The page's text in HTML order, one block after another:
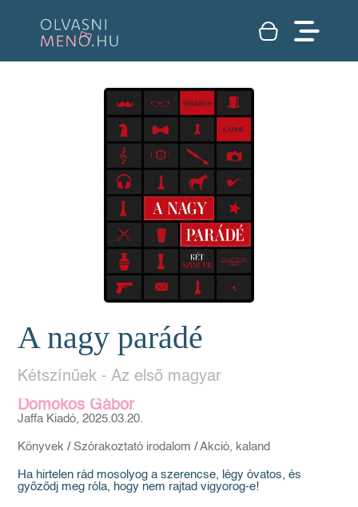
A nagy parádé
Kétszínűek - Az első magyar
Domokos Gábor
Jaffa Kiadó, 2025.03.20.
Könyvek / Szórakoztató irodalom / Akció, kaland
Ha hirtelen rád mosolyog a szerencse, légy óvatos, és
győződj meg róla, hogy nem rajtad vigyorog-e!